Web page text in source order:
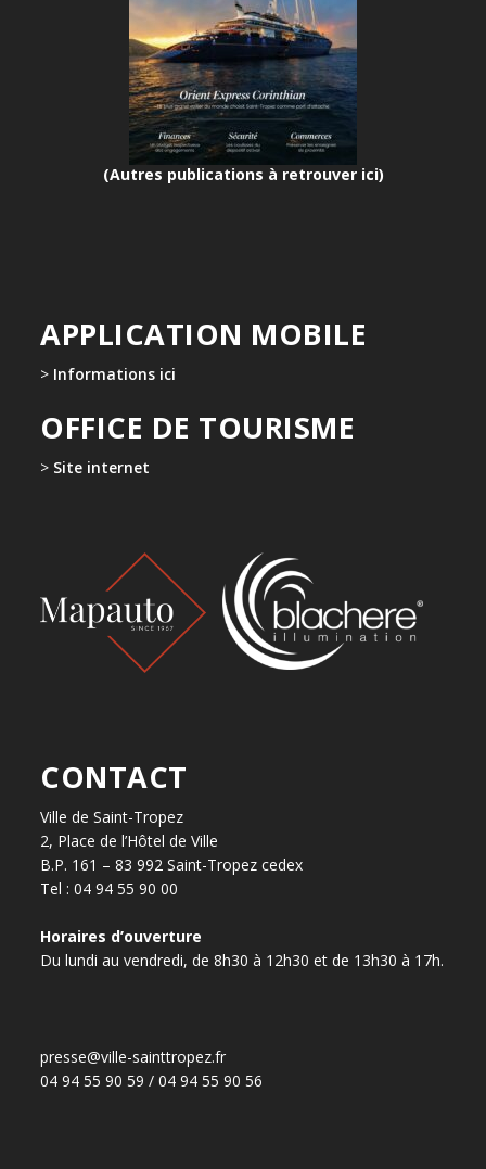
(Autres publications à retrouver ici)
APPLICATION MOBILE
> Informations ici
OFFICE DE TOURISME
> Site internet
CONTACT
Ville de Saint-Tropez
2, Place de l’Hôtel de Ville
B.P. 161 – 83 992 Saint-Tropez cedex
Tel : 04 94 55 90 00
Horaires d’ouverture
Du lundi au vendredi, de 8h30 à 12h30 et de 13h30 à 17h.
presse@ville-sainttropez.fr
04 94 55 90 59 / 04 94 55 90 56